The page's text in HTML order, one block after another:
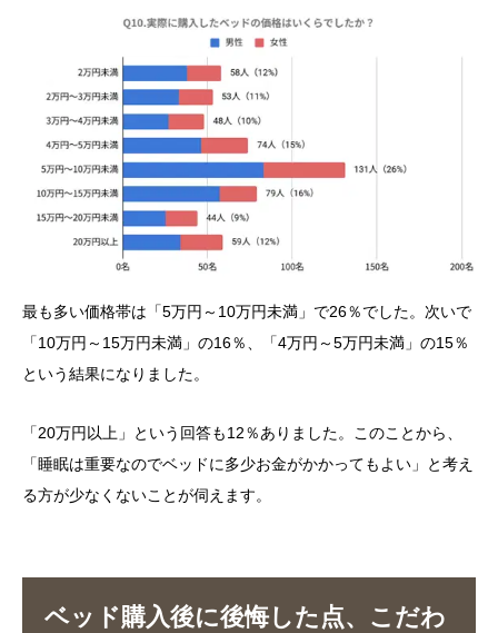
最も多い価格帯は「5万円～10万円未満」で26％でした。次いで
「10万円～15万円未満」の16％、「4万円～5万円未満」の15％
という結果になりました。
「20万円以上」という回答も12％ありました。このことから、
「睡眠は重要なのでベッドに多少お金がかかってもよい」と考え
る方が少なくないことが伺えます。
ベッド購入後に後悔した点、こだわ